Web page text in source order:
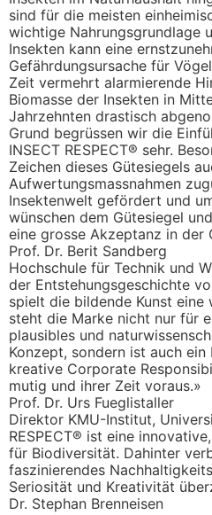
sind für die meisten
wichtige Nahrungsgrundlage
Insekten kann eine
Gefährdungsursache für
Zeit vermehrt alarmierende
Biomasse der Insekten in
Jahrzehnten drastisch
Grund begrüssen wir die
INSECT RESPECT® sehr.
Zeichen dieses Gütesiegels
Aufwertungsmassnahmen
Insektenwelt gefördert und
wünschen dem Gütesiegel
eine grosse Akzeptanz in der
Prof. Dr. Berit Sandberg
Hochschule für Technik und
der Entstehungsgeschichte
spielt die bildende Kunst eine
steht die Marke nicht nur für
plausibles und
Konzept, sondern ist auch
kreative Corporate
mutig und ihrer Zeit voraus.»
Prof. Dr. Urs Fueglistaller
Direktor KMU-Institut,
RESPECT® ist eine
für Biodiversität. Dahinter
faszinierendes
Seriosität und Kreativität
Dr. Stephan Brenneisen